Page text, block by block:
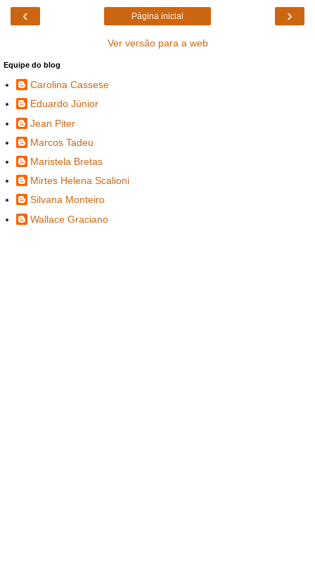
‹ ›
Página inicial
Ver versão para a web
Equipe do blog
Carolina Cassese
Eduardo Júnior
Jean Piter
Marcos Tadeu
Maristela Bretas
Mirtes Helena Scalioni
Silvana Monteiro
Wallace Graciano